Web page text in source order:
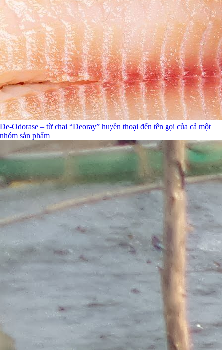
De-Odorase – từ chai “Deoray” huyền thoại đến tên gọi của cả một
nhóm sản phẩm